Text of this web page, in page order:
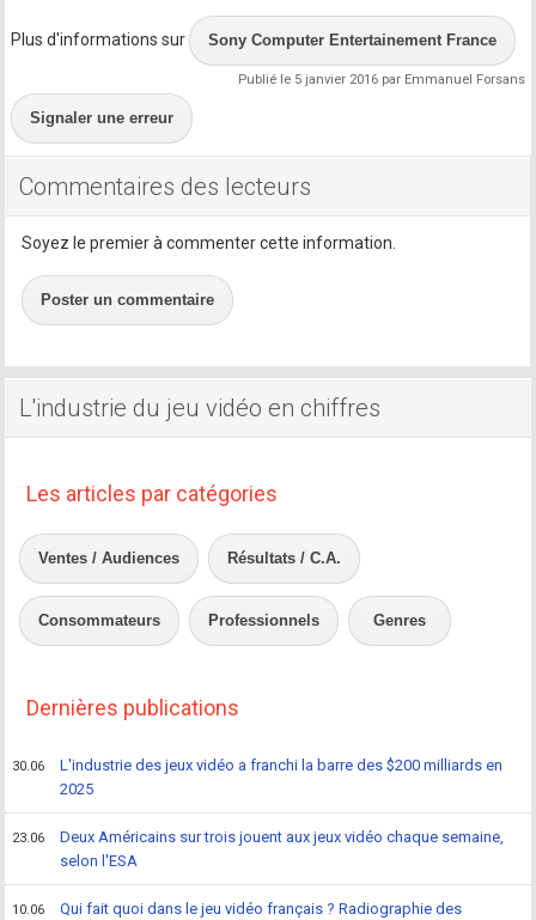
Plus d'informations sur Sony Computer Entertainement France
Publié le 5 janvier 2016 par Emmanuel Forsans
Signaler une erreur
Commentaires des lecteurs
Soyez le premier à commenter cette information.
Poster un commentaire
L'industrie du jeu vidéo en chiffres
Les articles par catégories
Ventes / Audiences Résultats / C.A.
Consommateurs Professionnels Genres
Dernières publications
30.06
L'industrie des jeux vidéo a franchi la barre des $200 milliards en
2025
23.06
Deux Américains sur trois jouent aux jeux vidéo chaque semaine,
selon l'ESA
10.06
Qui fait quoi dans le jeu vidéo français ? Radiographie des